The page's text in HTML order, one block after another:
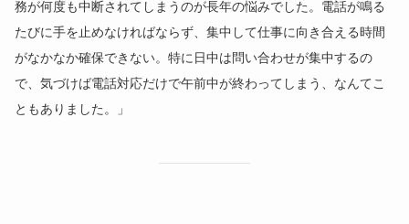
務が何度も中断されてしまうのが長年の悩みでした。電話が鳴る
たびに手を止めなければならず、集中して仕事に向き合える時間
がなかなか確保できない。特に日中は問い合わせが集中するの
で、気づけば電話対応だけで午前中が終わってしまう、なんてこ
ともありました。」